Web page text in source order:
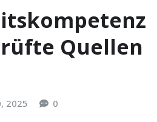
Quellen
2025 0